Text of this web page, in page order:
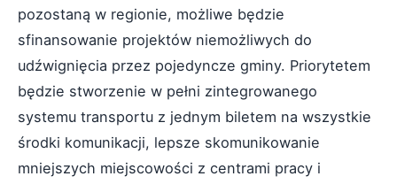
pozostaną w regionie, możliwe będzie
sfinansowanie projektów niemożliwych do
udźwignięcia przez pojedyncze gminy. Priorytetem
będzie stworzenie w pełni zintegrowanego
systemu transportu z jednym biletem na wszystkie
środki komunikacji, lepsze skomunikowanie
mniejszych miejscowości z centrami pracy i